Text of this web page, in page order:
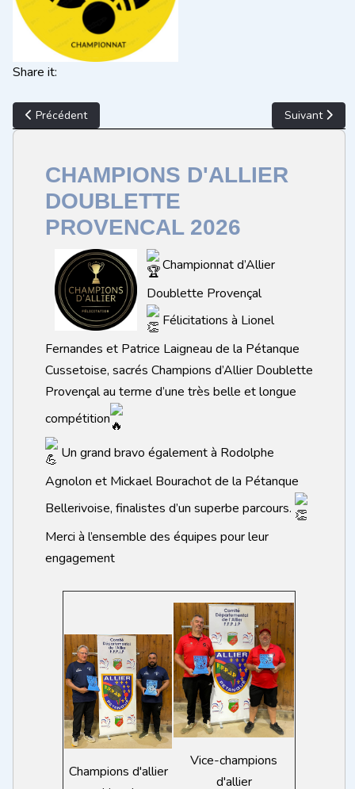
Share it:
Article précédent : INSCRIPTIONS CHAMPIONNATS D'ALLIER
Précédent Article
Suivant
CHAMPIONS D'ALLIER
DOUBLETTE
PROVENCAL 2026
Championnat d’Allier
Doublette Provençal
Félicitations à Lionel
Fernandes et Patrice Laigneau de la Pétanque
Cussetoise, sacrés Champions d’Allier Doublette
Provençal au terme d’une très belle et longue
compétition
Un grand bravo également à Rodolphe
Agnolon et Mickael Bourachot de la Pétanque
Bellerivoise, finalistes d’un superbe parcours.
Merci à l’ensemble des équipes pour leur
engagement
Champions d'allier
Vice-champions
d'allier